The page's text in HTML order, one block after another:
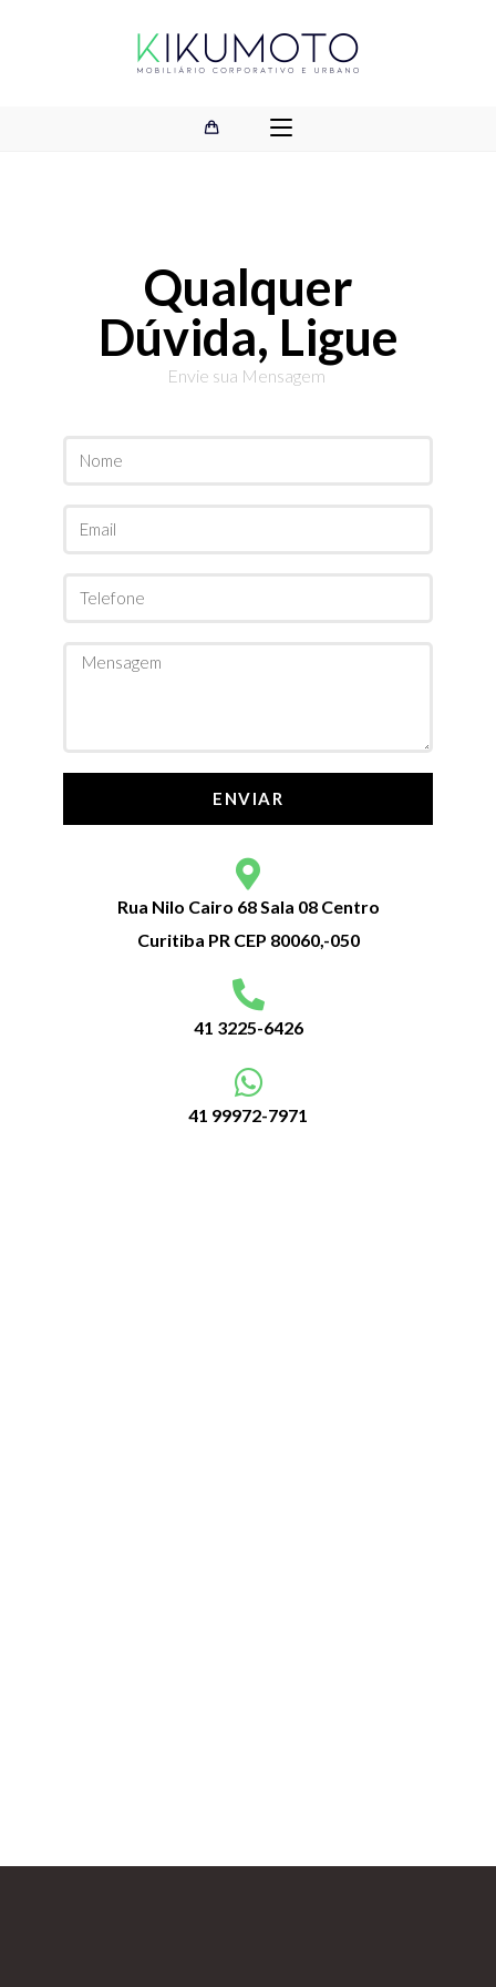
Qualquer
Dúvida, Ligue
Envie sua Mensagem
ENVIAR
Rua Nilo Cairo 68 Sala 08 Centro
Curitiba PR CEP 80060,-050
41 3225-6426
41 99972-7971